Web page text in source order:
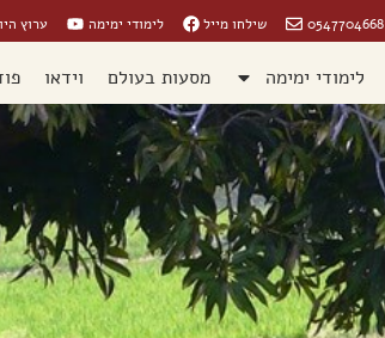
0547704668 שילחו מייל לימודי ימימה ערוץ
לימודי ימימה מסעות בעולם וידאו